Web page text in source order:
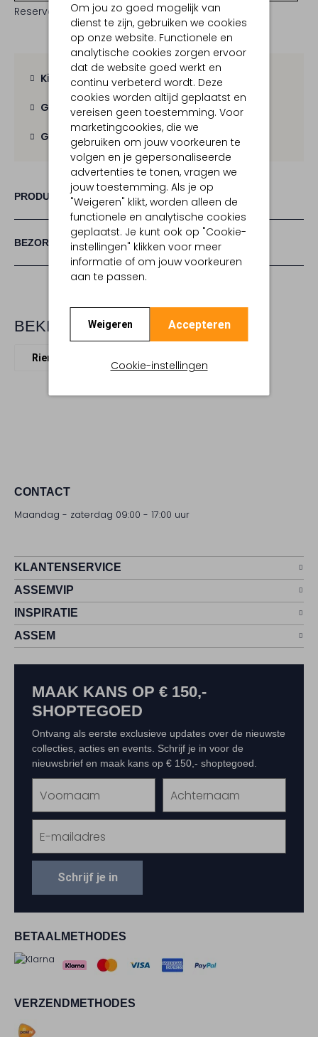
Om jou zo goed mogelijk van
dienst te zijn, gebruiken we cookies
op onze website. Functionele en
analytische cookies zorgen ervoor
dat de website goed werkt en
continu verbeterd wordt. Deze
cookies worden altijd geplaatst en
vereisen geen toestemming. Voor
marketingcookies, die we
gebruiken om jouw voorkeuren te
volgen en je gepersonaliseerde
advertenties te tonen, vragen we
jouw toestemming. Als je op
"Weigeren" klikt, worden alleen de
functionele en analytische cookies
geplaatst. Je kunt ook op "Cookie-
instellingen" klikken voor meer
informatie of om jouw voorkeuren
aan te passen.
Weigeren Accepteren
Cookie-instellingen
Reserveer direct in een van onze 19 boutiques
Kies zelf je bezorgmoment
Gratis verzendingvanaf € 100,-
Gratis retourbinnen 30 dagen
PRODUCT INFORMATIE
BEZORGEN & RETOURNEREN
BEKIJK MEER
Riemen
CONTACT
Maandag - zaterdag 09:00 - 17:00 uur
KLANTENSERVICE
ASSEMVIP
INSPIRATIE
ASSEM
BETAALMETHODES
VERZENDMETHODES
MAAK KANS OP € 150,-
SHOPTEGOED
Ontvang als eerste exclusieve updates over de nieuwste
collecties, acties en events. Schrijf je in voor de
nieuwsbrief en maak kans op € 150,- shoptegoed.
Schrijf je in